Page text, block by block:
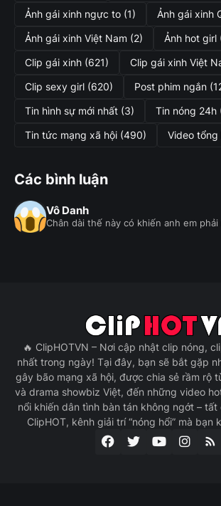
Ảnh gái xinh ngực to (1) Ảnh gái xinh
Ảnh gái xinh Việt Nam (2) Ảnh hot girl
Clip gái xinh (621) Clip gái xinh Việt
Clip sexy girl (620) Post phim ngắn
Tin hình sự mới nhất (3) Tin nóng 24h
Tin tức mạng xã hội (490) Video tổng
Các bình luận
Vô Danh
Chân dài thế này có khiến anh em
🔥 ClipHOTVN – Nơi cập nhật clip nóng,
nhất trong ngày! Tại đây, bạn sẽ bắt gặp
gây bão mạng xã hội, được chia sẻ rầm rộ
và drama showbiz Việt, đến những video
nổi khiến dân tình bàn tán không ngớt –
ClipHOT, kênh giải trí “nóng hổi” mà bạn